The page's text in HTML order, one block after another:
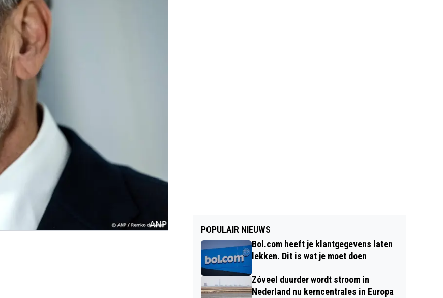
POPULAIR NIEUWS
Bol.com heeft je klantgegevens laten
lekken. Dit is wat je moet doen
Zóveel duurder wordt stroom in
Nederland nu kerncentrales in Europa